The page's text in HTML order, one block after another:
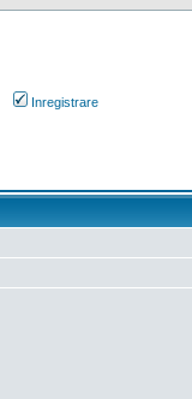
Inregistrare